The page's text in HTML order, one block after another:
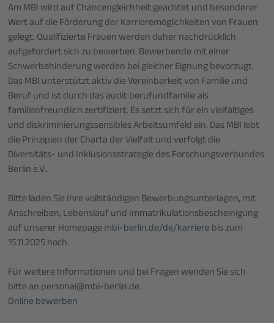
Am MBI wird auf Chancengleichheit geachtet und besonderer
Wert auf die Förderung der Karrieremöglichkeiten von Frauen
gelegt. Qualifizierte Frauen werden daher nachdrücklich
aufgefordert sich zu bewerben. Bewerbende mit einer
Schwerbehinderung werden bei gleicher Eignung bevorzugt.
Das MBI unterstützt aktiv die Vereinbarkeit von Familie und
Beruf und ist durch das audit berufundfamilie als
familienfreundlich zertifiziert. Es setzt sich für ein vielfältiges
und diskriminierungssensibles Arbeitsumfeld ein. Das MBI lebt
die Prinzipien der Charta der Vielfalt und verfolgt die
Diversitäts- und Inklusionsstrategie des Forschungsverbundes
Berlin e.V..
Bitte laden Sie Ihre vollständigen Bewerbungsunterlagen, mit
Anschreiben, Lebenslauf und Immatrikulationsbescheinigung
auf unserer Homepagembi-berlin.de/de/karrierebis zum
15.11.2025 hoch.
Für weitere Informationen und bei Fragen wenden Sie sich
bitte an personal@mbi-berlin.de.
Online bewerben